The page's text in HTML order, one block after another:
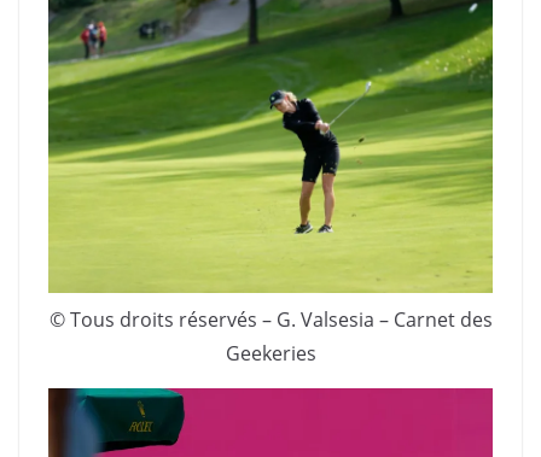
© Tous droits réservés – G. Valsesia – Carnet des
Geekeries